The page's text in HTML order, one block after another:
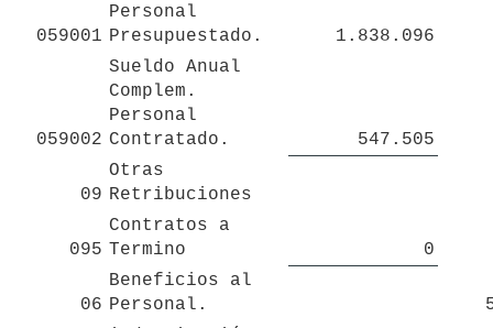
059001
Personal
Presupuestado.
1.838.096
059002
Sueldo Anual
Complem.
Personal
Contratado.
547.505
09
Otras
Retribuciones
095
Contratos a
Termino
0
06
Beneficios al
Personal.